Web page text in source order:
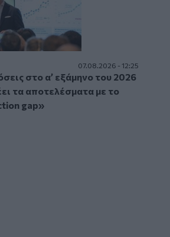
07.08.2026 - 12:25
στο α’ εξάμηνο του 2026
τα αποτελέσματα με το
gap»